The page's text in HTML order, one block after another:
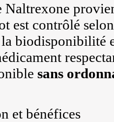
Naltrexone
est contrôlé
biodisponibilité
sans
et bénéfices